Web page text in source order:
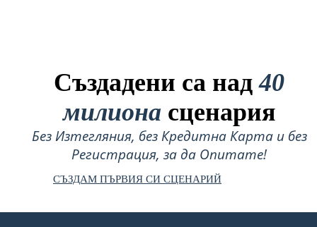
Създадени са над40
милиона сценария
Без Изтегляния, без Кредитна Карта и без
Регистрация, за да Опитате!
СЪЗДАМ ПЪРВИЯ СИ СЦЕНАРИЙ